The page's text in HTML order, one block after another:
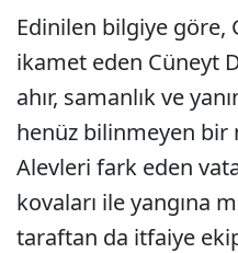
Edinilen bilgiye
ikamet eden Cüneyt
ahır, samanlık ve
henüz bilinmeyen bir
Alevleri fark eden
kovaları ile yangına
taraftan da itfaiye